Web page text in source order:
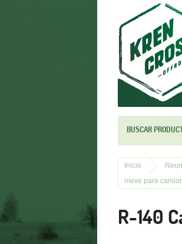
BUSCAR
Inicio
nieve para
R-140